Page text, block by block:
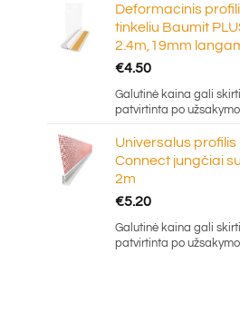
Deformacinis
tinkeliu Baumit
2.4m,19mm
€4.50
Galutinė kaina gali
patvirtinta po
Universalus
Connect jungčiai
2m
€5.20
Galutinė kaina gali
patvirtinta po